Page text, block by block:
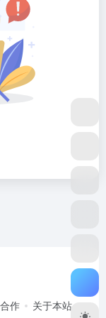
作 关于本站